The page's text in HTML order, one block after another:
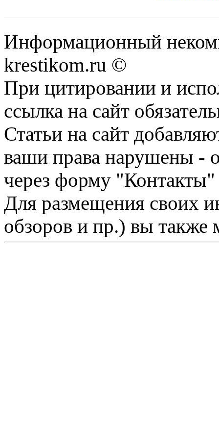
Информационный
krestikom.ru ©
При цитировании и
ссылка на сайт
Статьи на сайт
ваши права нарушены -
через форму "Контакты"
Для размещения своих
обзоров и пр.) вы также